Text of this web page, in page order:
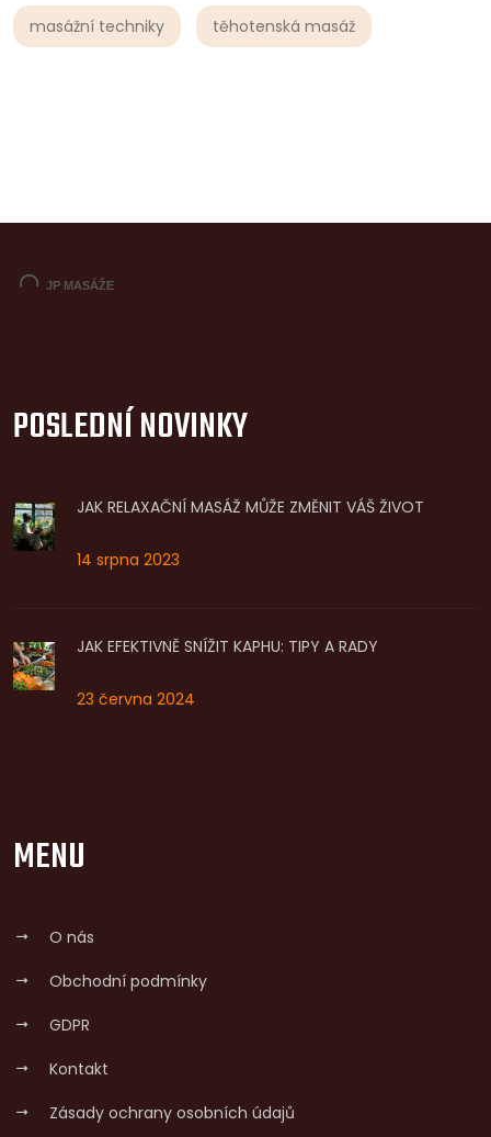
masážní techniky těhotenská masáž
POSLEDNÍ NOVINKY
JAK RELAXAČNÍ MASÁŽ MŮŽE ZMĚNIT VÁŠ ŽIVOT
14 srpna 2023
JAK EFEKTIVNĚ SNÍŽIT KAPHU: TIPY A RADY
23 června 2024
MENU
O nás
Obchodní podmínky
GDPR
Kontakt
Zásady ochrany osobních údajů